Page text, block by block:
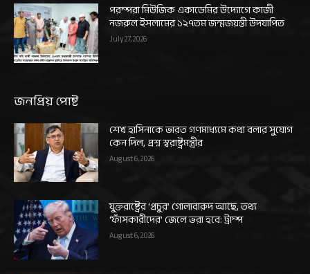
পরম্পরা মিউজিক একাডেমির উদ্যোগে কাজী
নজরুল ইসলামের ১২৭তম জন্মজয়ন্তী উদযাপিত
July 27, 2026
জনপ্রিয় পোষ্ট
শেখ হাসিনাকে ভারত গণমাধ্যমে কথা বলার সুযোগ
কেন দিল, প্রশ্ন স্বরাষ্ট্রমন্ত্রীর
August 6, 2026
যুক্তরাষ্ট্রের ‘প্রচুর’ গোলাবারুদ আছে, তথ্য
‘ফাঁসকারীদের’ জেলে ভরা হবে: ট্রাম্প
August 6, 2026